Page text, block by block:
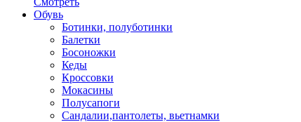
Обувь
Ботинки, полуботинки
Балетки
Босоножки
Кеды
Кроссовки
Мокасины
Полусапоги
Сандалии,пантолеты, вьетнамки